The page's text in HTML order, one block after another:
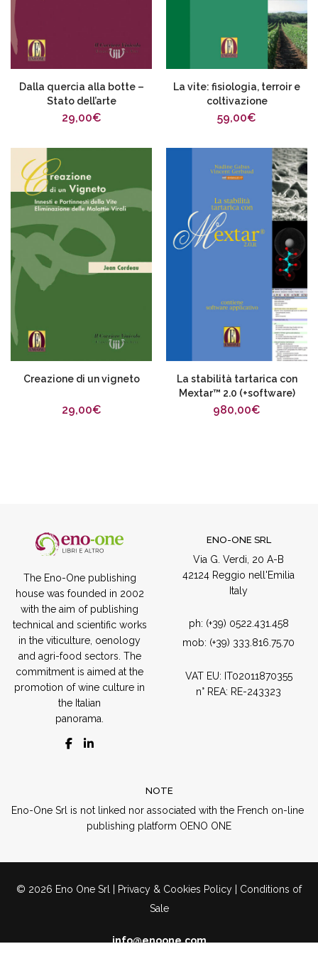
Dalla quercia alla botte –
Stato dell’arte
29,00€
La vite: fisiologia, terroir e
coltivazione
59,00€
Creazione di un vigneto
29,00€
La stabilità tartarica con
Mextar™ 2.0 (+software)
980,00€
The Eno-One publishing
house was founded in 2002
with the aim of publishing
technical and scientific works
in the viticulture, oenology
and agri-food sectors. The
commitment is aimed at the
promotion of wine culture in
the Italian
panorama.
ENO-ONE SRL
Via G. Verdi, 20 A-B
42124 Reggio nell'Emilia
Italy
ph: (+39) 0522.431.458
mob: (+39) 333.816.75.70
VAT EU: IT02011870355
n° REA: RE-243323
NOTE
Eno​-​One Srl​ ​is​ ​not​ ​linked​ ​nor​ ​associated​ ​with​ ​the​ ​French​ ​on-line​ ​
publishing platform​ ​OENO​ ​ONE
© 2026 Eno One Srl | Privacy & Cookies Policy
Conditions of
Sale
info@enoone.com